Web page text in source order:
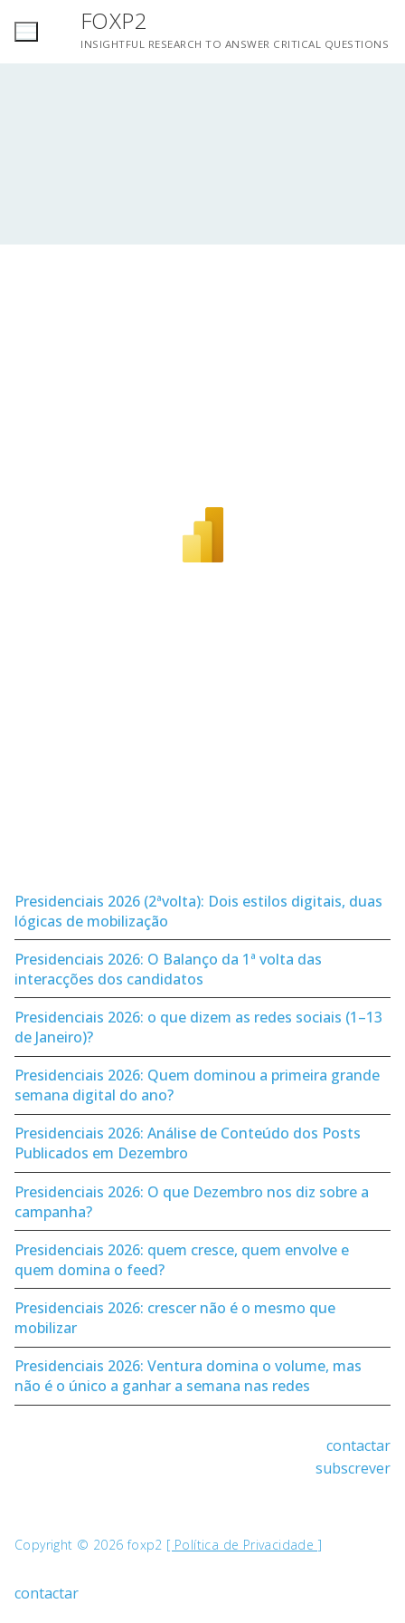
FOXP2
INSIGHTFUL RESEARCH TO ANSWER CRITICAL QUESTIONS
Presidenciais 2026 (2ªvolta): Dois estilos digitais, duas
lógicas de mobilização
Presidenciais 2026: O Balanço da 1ª volta das
interacções dos candidatos
Presidenciais 2026: o que dizem as redes sociais (1–13
de Janeiro)?
Presidenciais 2026: Quem dominou a primeira grande
semana digital do ano?
Presidenciais 2026: Análise de Conteúdo dos Posts
Publicados em Dezembro
Presidenciais 2026: O que Dezembro nos diz sobre a
campanha?
Presidenciais 2026: quem cresce, quem envolve e
quem domina o feed?
Presidenciais 2026: crescer não é o mesmo que
mobilizar
Presidenciais 2026: Ventura domina o volume, mas
não é o único a ganhar a semana nas redes
contactar
subscrever
Copyright © 2026 foxp2 [ Política de Privacidade ]
contactar